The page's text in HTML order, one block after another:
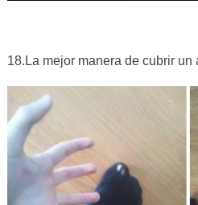
18.La mejor manera de cubrir